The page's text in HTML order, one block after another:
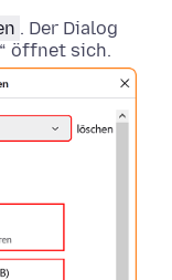
. Der Dialog
öffnet sich.